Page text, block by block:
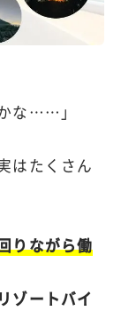
な……」
はたくさん
りながら働
ゾートバイ